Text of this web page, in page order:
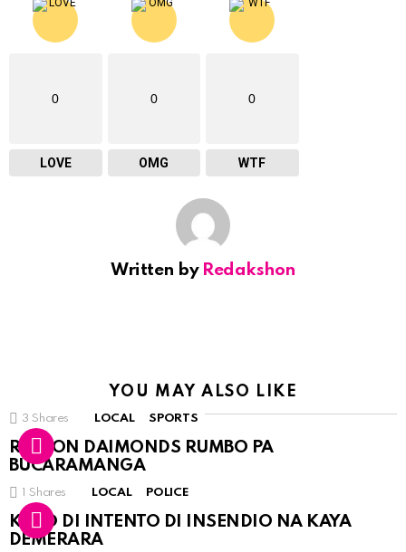
0
LOVE
0
OMG
0
WTF
Written by Redakshon
YOU MAY ALSO LIKE
3 Shares LOCAL SPORTS
RINCON DAIMONDS RUMBO PA
BUCARAMANGA
1 Shares LOCAL POLICE
KASO DI INTENTO DI INSENDIO NA KAYA
DEMERARA